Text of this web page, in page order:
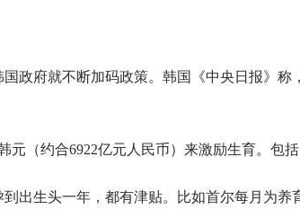
国政府就不断加码政策。韩国《中央日报》称
元（约合6922亿元人民币）来激励生育。包括
出生头一年，都有津贴。比如首尔每月为养